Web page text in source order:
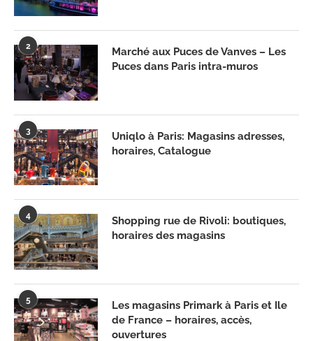
2
Marché aux Puces de Vanves – Les
Puces dans Paris intra-muros
3
Uniqlo à Paris: Magasins adresses,
horaires, Catalogue
4
Shopping rue de Rivoli: boutiques,
horaires des magasins
5
Les magasins Primark à Paris et Ile
de France – horaires, accès,
ouvertures